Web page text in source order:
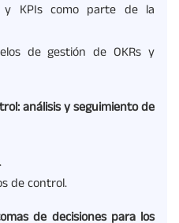
y KPIs como parte de la
de gestión de OKRs y
análisis y seguimiento de
de control.
de decisiones para los